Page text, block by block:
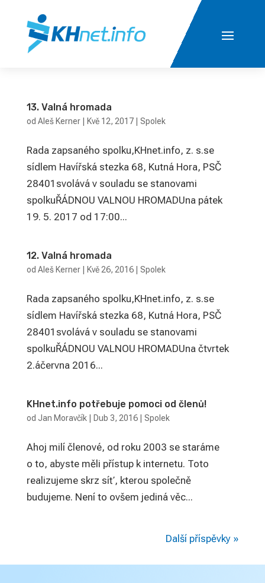
13. Valná hromada
od Aleš Kerner| Kvě 12, 2017| Spolek
Rada zapsaného spolku,KHnet.info, z. s.se
sídlem Havířská stezka 68, Kutná Hora, PSČ
28401svolává v souladu se stanovami
spolkuŘÁDNOU VALNOU HROMADUna pátek
19. 5. 2017 od 17:00...
12. Valná hromada
od Aleš Kerner| Kvě 26, 2016| Spolek
Rada zapsaného spolku,KHnet.info, z. s.se
sídlem Havířská stezka 68, Kutná Hora, PSČ
28401svolává v souladu se stanovami
spolkuŘÁDNOU VALNOU HROMADUna čtvrtek
2.áčervna 2016...
KHnet.info potřebuje pomoci od členů!
od Jan Moravčík| Dub 3, 2016| Spolek
Ahoj milí členové, od roku 2003 se staráme
o to, abyste měli přístup k internetu. Toto
realizujeme skrz síť, kterou společně
budujeme. Není to ovšem jediná věc...
Další příspěvky »